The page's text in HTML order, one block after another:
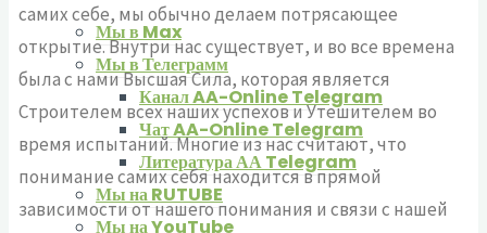
Мы в Max
Мы в Телеграмм
Канал AA-Online Telegram
Чат AA-Online Telegram
Литература АА Telegram
Мы на RUTUBE
Мы на YouTube
самих себе, мы обычно делаем потрясающее
открытие. Внутри нас существует, и во все времена
была с нами Высшая Сила, которая является
Строителем всех наших успехов и Утешителем во
время испытаний. Многие из нас считают, что
понимание самих себя находится в прямой
зависимости от нашего понимания и связи с нашей